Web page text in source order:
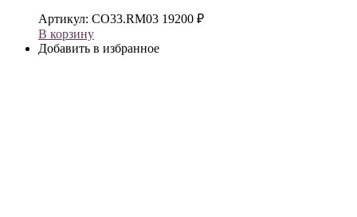
Артикул: CO33.RM03 19200 ₽
В корзину
Добавить в избранное